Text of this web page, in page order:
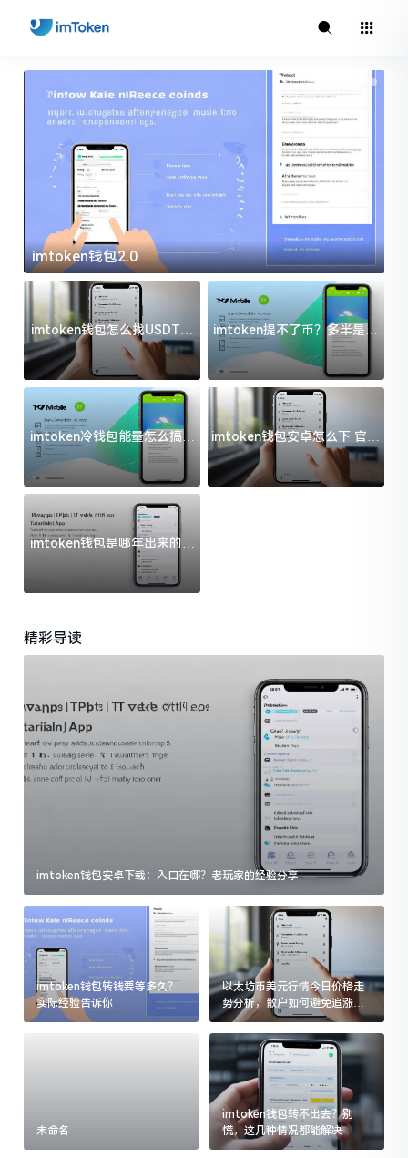
imtoken钱包2.0
imtoken钱包怎么找USDT地
址？三步搞定不踩坑
imtoken提不了币？多半是这
几件事没处理好
imtoken冷钱包能量怎么搞？
过来人告诉你门道
imtoken钱包安卓怎么下 官方
渠道避坑指南
imtoken钱包是哪年出来的？
一文给你说清楚
精彩导读
imtoken钱包安卓下载：入口在哪？老玩家的经验分享
imtoken钱包转钱要等多久？
实际经验告诉你
以太坊币美元行情今日价格走
势分析，散户如何避免追涨杀
跌被套牢
未命名
imtoken钱包转不出去？别
慌，这几种情况都能解决